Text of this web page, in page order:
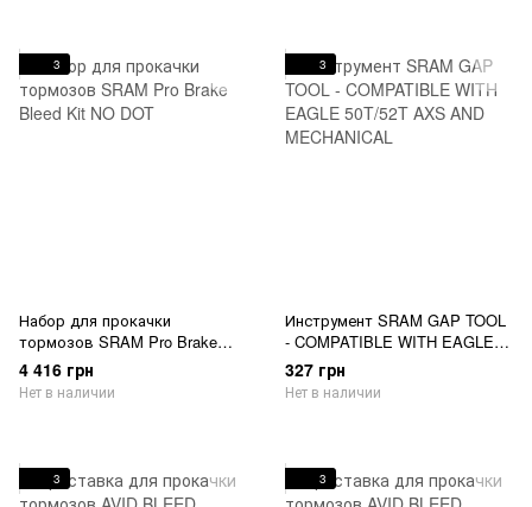
3
Набор для прокачки
тормозов SRAM Pro Brake
Bleed Kit NO DOT
4 416 грн
Нет в наличии
3
Инструмент SRAM GAP TOOL
- COMPATIBLE WITH EAGLE
50T/52T AXS AND
MECHANICAL
327 грн
Нет в наличии
3 3